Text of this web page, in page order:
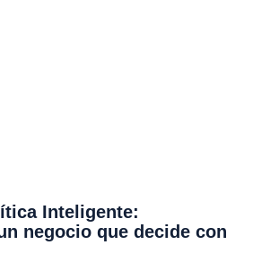
Inteligente:
negocio que decide con